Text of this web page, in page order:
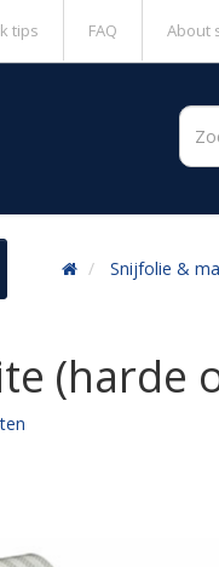
tips FAQ About
Snijfolie &
(harde